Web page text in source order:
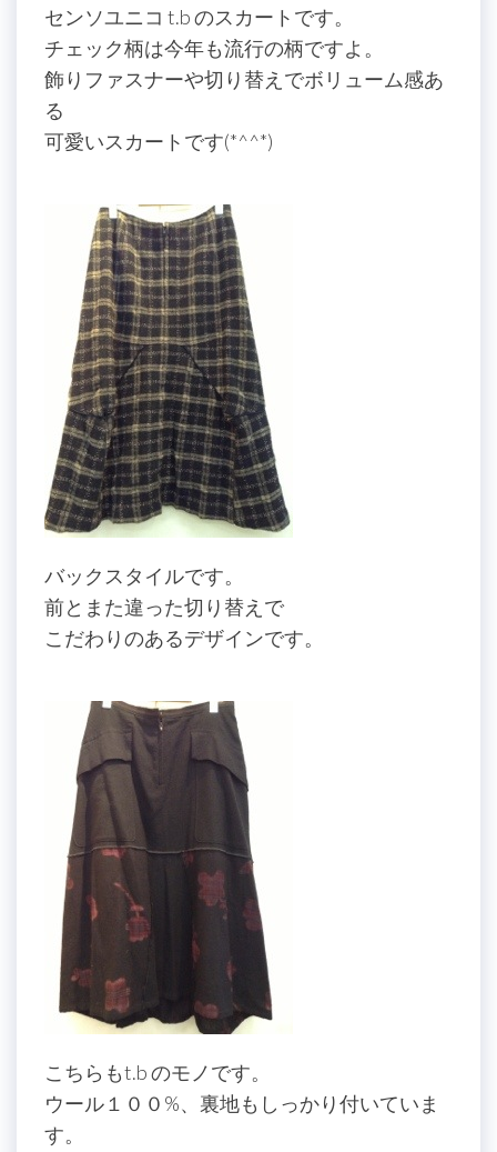
センソユニコ t.b のスカートです。
チェック柄は今年も流行の柄ですよ。
飾りファスナーや切り替えでボリューム感あ
る
可愛いスカートです(*^^*)
バックスタイルです。
前とまた違った切り替えで
こだわりのあるデザインです。
こちらもt.b のモノです。
ウール１００%、裏地もしっかり付いていま
す。